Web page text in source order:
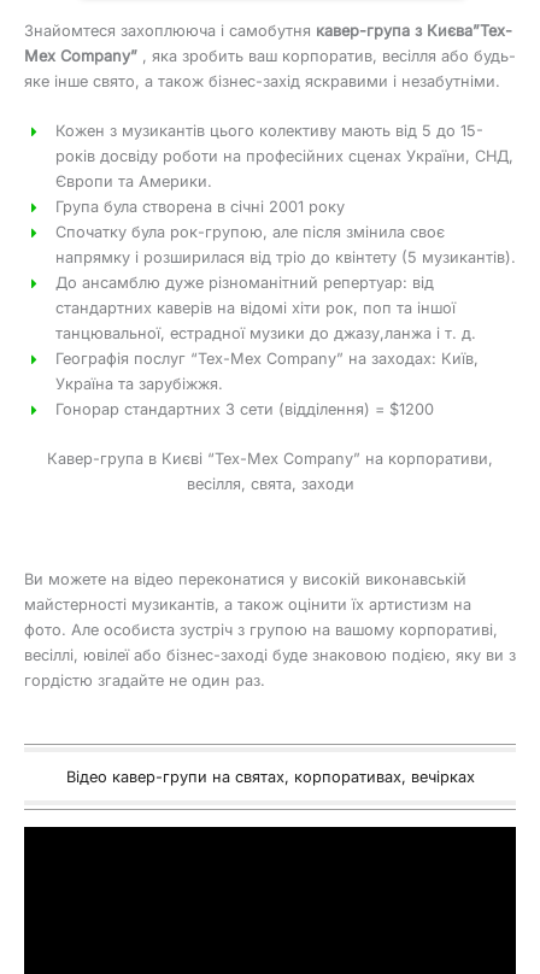
Знайомтеся захоплююча і самобутня кавер-група з Києва”Tex-
Mex Company” , яка зробить ваш корпоратив, весілля або будь-
яке інше свято, а також бізнес-захід яскравими і незабутніми.
Кожен з музикантів цього колективу мають від 5 до 15-
років досвіду роботи на професійних сценах України, СНД,
Європи та Америки.
Група була створена в січні 2001 року
Спочатку була рок-групою, але після змінила своє
напрямку і розширилася від тріо до квінтету (5 музикантів).
До ансамблю дуже різноманітний репертуар: від
стандартних каверів на відомі хіти рок, поп та іншої
танцювальної, естрадної музики до джазу,ланжа і т. д.
Географія послуг “Tex-Mex Company” на заходах: Київ,
Україна та зарубіжжя.
Гонорар стандартних 3 сети (відділення) = $1200
Кавер-група в Києві “Tex-Mex Company” на корпоративи,
весілля, свята, заходи
Ви можете на відео переконатися у високій виконавській
майстерності музикантів, а також оцінити їх артистизм на
фото. Але особиста зустріч з групою на вашому корпоративі,
весіллі, ювілеї або бізнес-заході буде знаковою подією, яку ви з
гордістю згадайте не один раз.
Відео кавер-групи на святах, корпоративах, вечірках